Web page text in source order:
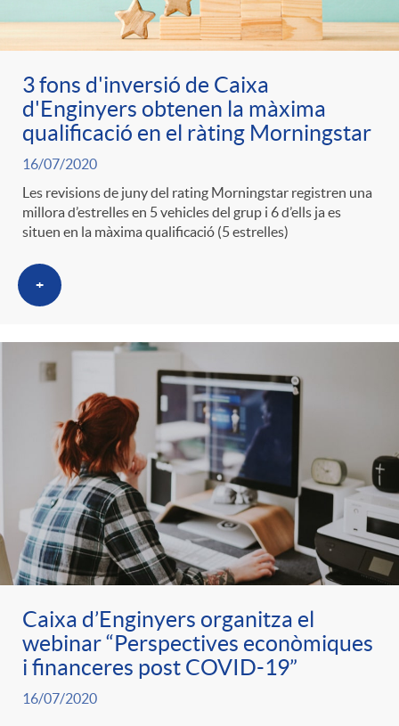
3 fons d'inversió de Caixa
d'Enginyers obtenen la màxima
qualificació en el ràting Morningstar
16/07/2020
Les revisions de juny del rating Morningstar registren una
millora d’estrelles en 5 vehicles del grup i 6 d’ells ja es
situen en la màxima qualificació (5 estrelles)
+
Caixa d’Enginyers organitza el
webinar “Perspectives econòmiques
i financeres post COVID-19”
16/07/2020